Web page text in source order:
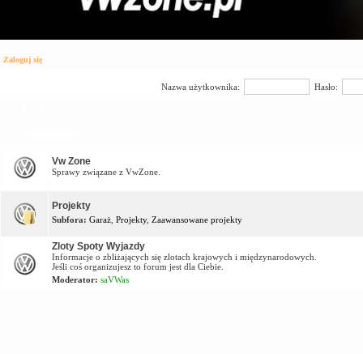
Zaloguj się
Nazwa użytkownika: Hasło:
Vw Zone
Sprawy związane z VwZone.
Projekty
Subfora: Garaż Projekty, Zaawansowane projekty
Zloty Spoty Wyjazdy
Informacje o zbliżających się zlotach krajowych i międzynarodowych.
Jeśli coś organizujesz to forum jest dla Ciebie.
Moderator: saVWas